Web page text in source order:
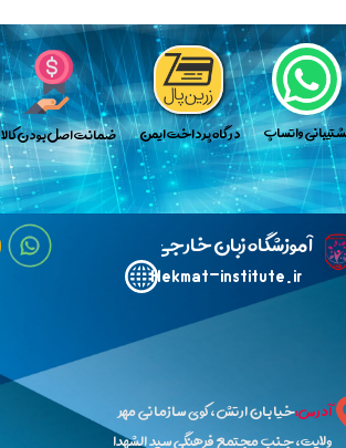
★★★★★
​​​ضمانت اصل بودن کالا ​در گاه پرداخت ایمن واتساپ
​آموزشگاه زبان خارجی حکمت
Hekmat-institute.ir​​​​​​​
آدرس:خیابان ارتش،کوی سازمانی مهر
ولایت،جنب مجتمع فرهنگی سید الشهدا